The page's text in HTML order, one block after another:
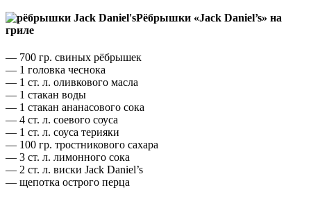
Рёбрышки «Jack Daniel’s» на
гриле
— 700 гр. свиных рёбрышек
— 1 головка чеснока
— 1 ст. л. оливкового масла
— 1 стакан воды
— 1 стакан ананасового сока
— 4 ст. л. соевого соуса
— 1 ст. л. соуса терияки
— 100 гр. тростникового сахара
— 3 ст. л. лимонного сока
— 2 ст. л. виски Jack Daniel’s
— щепотка острого перца